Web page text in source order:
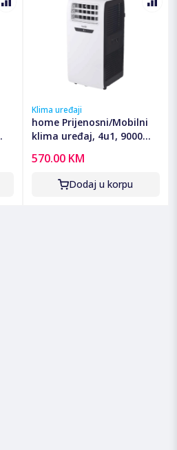
Klima uređaji
home Prijenosni/Mobilni
klima uređaj, 4u1, 9000
570.00 KM
Dodaj u korpu